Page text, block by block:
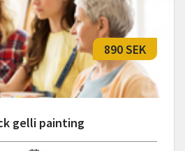
gelli painting
890 SEK